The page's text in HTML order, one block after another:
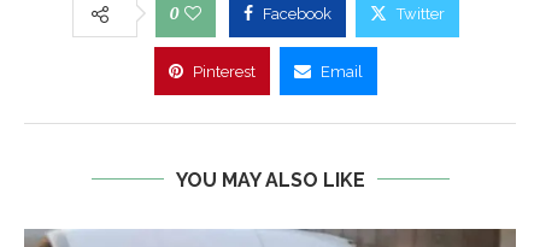
0 Facebook Twitter
Pinterest Email
YOU MAY ALSO LIKE